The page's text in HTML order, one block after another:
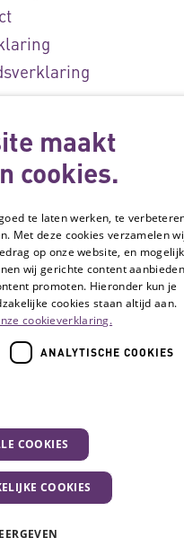
maakt
cookies.
te laten werken, te
Met deze cookies verzamelen
op onze website, en mogelijk
wij gerichte content
promoten. Hieronder kun je
cookies staan altijd aan.
cookieverklaring.
ANALYTISCHE COOKIES
COOKIES
COOKIES